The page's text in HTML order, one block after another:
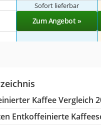
Sofort lieferbar
Zum Angebot »
Kaffee Vergleich
Entkoffeinierte